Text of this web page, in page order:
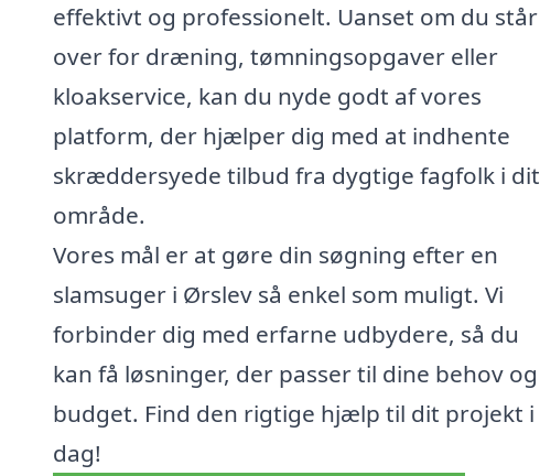
effektivt og professionelt. Uanset om du står
over for dræning, tømningsopgaver eller
kloakservice, kan du nyde godt af vores
platform, der hjælper dig med at indhente
skræddersyede tilbud fra dygtige fagfolk i dit
område.
Vores mål er at gøre din søgning efter en
slamsuger i Ørslev så enkel som muligt. Vi
forbinder dig med erfarne udbydere, så du
kan få løsninger, der passer til dine behov og
budget. Find den rigtige hjælp til dit projekt i
dag!